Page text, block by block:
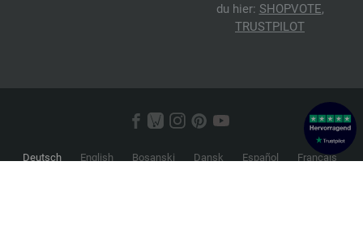
du hier: SHOPVOTE,
TRUSTPILOT
Deutsch English Bosanski Dansk Español
Français